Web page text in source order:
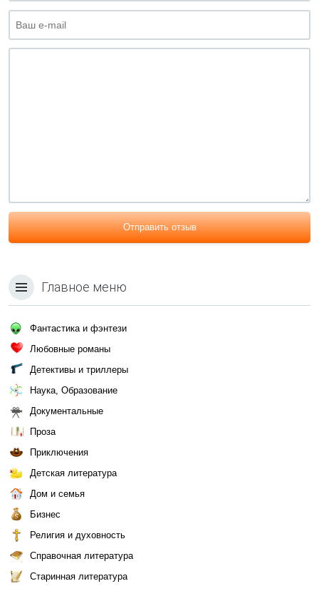
Отправить отзыв
Главное меню
Фантастика и фэнтези
Любовные романы
Детективы и триллеры
Наука, Образование
Документальные
Проза
Приключения
Детская литература
Дом и семья
Бизнес
Религия и духовность
Справочная литература
Старинная литература